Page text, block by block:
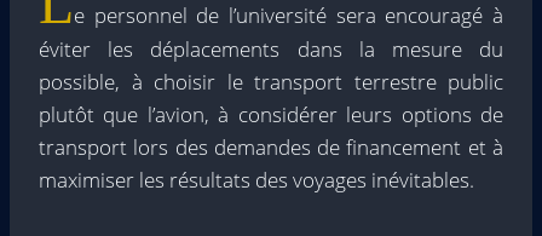
e personnel de l’université sera encouragé à
éviter les déplacements dans la mesure du
possible, à choisir le transport terrestre public
plutôt que l’avion, à considérer leurs options de
transport lors des demandes de financement et à
maximiser les résultats des voyages inévitables.